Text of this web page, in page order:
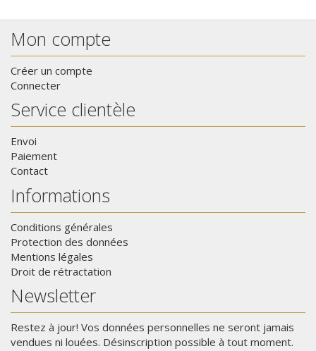
Mon compte
Créer un compte
Connecter
Service clientèle
Envoi
Paiement
Contact
Informations
Conditions générales
Protection des données
Mentions légales
Droit de rétractation
Newsletter
Restez à jour! Vos données personnelles ne seront jamais
vendues ni louées. Désinscription possible à tout moment.